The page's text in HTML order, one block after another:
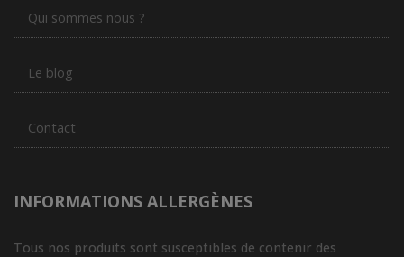
Qui sommes nous ?
Le blog
Contact
INFORMATIONS ALLERGÈNES
Tous nos produits sont susceptibles de contenir des